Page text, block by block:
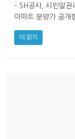
– SH공사, 시민알권
아파트 분양가 공개
더 읽기